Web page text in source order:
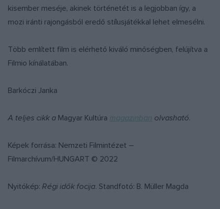
kisember meséje, akinek történetét is a legjobban így, a
mozi iránti rajongásból eredő stílusjátékkal lehet elmesélni.
Több említett film is elérhető kiváló minőségben, felújítva a
Filmio kínálatában.
Barkóczi Janka
A teljes cikk a Magyar Kultúra magazinban olvasható.
Képek forrása: Nemzeti Filmintézet –
Filmarchívum/HUNGART © 2022
Nyitókép: Régi idők focija. Standfotó: B. Müller Magda